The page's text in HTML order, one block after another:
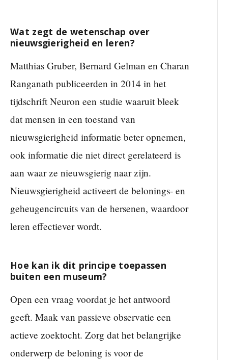
Wat zegt de wetenschap over
nieuwsgierigheid en leren?
Matthias Gruber, Bernard Gelman en Charan
Ranganath publiceerden in 2014 in het
tijdschrift Neuron een studie waaruit bleek
dat mensen in een toestand van
nieuwsgierigheid informatie beter opnemen,
ook informatie die niet direct gerelateerd is
aan waar ze nieuwsgierig naar zijn.
Nieuwsgierigheid activeert de belonings- en
geheugencircuits van de hersenen, waardoor
leren effectiever wordt.
Hoe kan ik dit principe toepassen
buiten een museum?
Open een vraag voordat je het antwoord
geeft. Maak van passieve observatie een
actieve zoektocht. Zorg dat het belangrijke
onderwerp de beloning is voor de